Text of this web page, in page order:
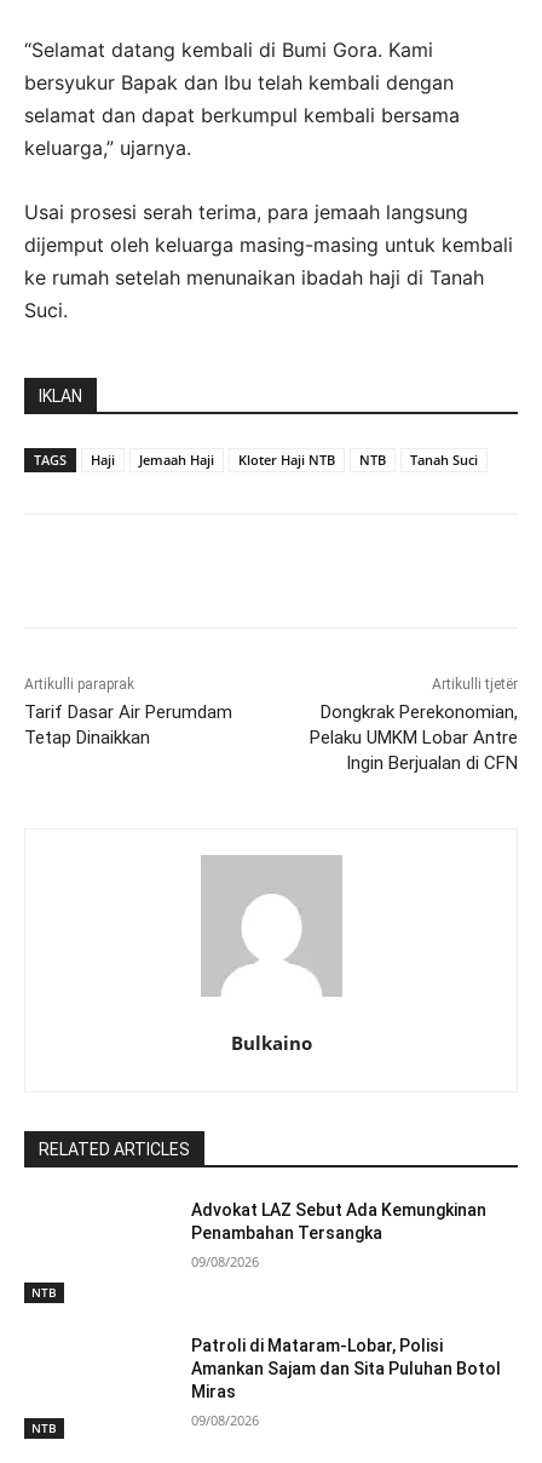
“Selamat datang kembali di Bumi Gora. Kami
bersyukur Bapak dan Ibu telah kembali dengan
selamat dan dapat berkumpul kembali bersama
keluarga,” ujarnya.
Usai prosesi serah terima, para jemaah langsung
dijemput oleh keluarga masing-masing untuk kembali
ke rumah setelah menunaikan ibadah haji di Tanah
Suci.
IKLAN
TAGS Haji Jemaah Haji Kloter Haji NTB NTB Tanah Suci
Artikulli paraprak
Tarif Dasar Air Perumdam
Tetap Dinaikkan
Artikulli tjetër
Dongkrak Perekonomian,
Pelaku UMKM Lobar Antre
Ingin Berjualan di CFN
Bulkaino
RELATED ARTICLES
NTB
Advokat LAZ Sebut Ada Kemungkinan
Penambahan Tersangka
09/08/2026
NTB
Patroli di Mataram-Lobar, Polisi
Amankan Sajam dan Sita Puluhan Botol
Miras
09/08/2026